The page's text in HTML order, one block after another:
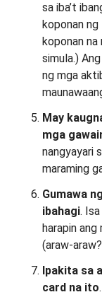
sa iba’t
koponan
koponan
simula.)
ng mga
May
mga
nangyayari
maraming
Gumawa
ibahagi.
harapin
(araw-
Ipakita sa
card na ito